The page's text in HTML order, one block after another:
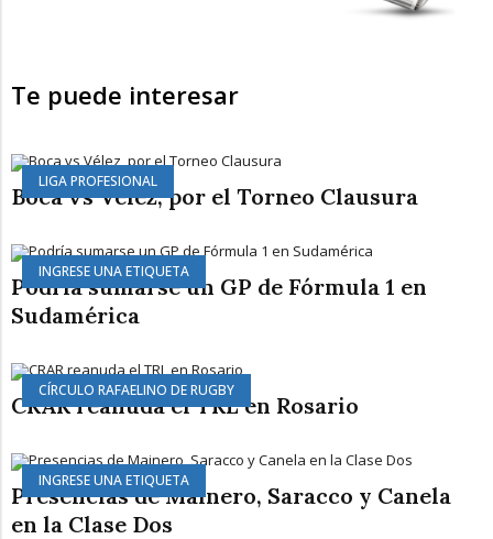
Te puede interesar
LIGA PROFESIONAL
Boca vs Vélez, por el Torneo Clausura
INGRESE UNA ETIQUETA
Podría sumarse un GP de Fórmula 1 en
Sudamérica
CÍRCULO RAFAELINO DE RUGBY
CRAR reanuda el TRL en Rosario
INGRESE UNA ETIQUETA
Presencias de Mainero, Saracco y Canela
en la Clase Dos